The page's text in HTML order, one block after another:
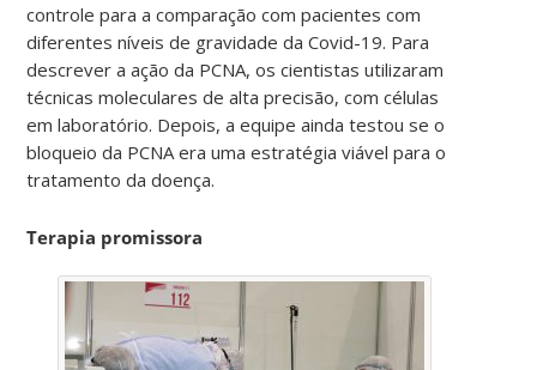
controle para a comparação com pacientes com
diferentes níveis de gravidade da Covid-19. Para
descrever a ação da PCNA, os cientistas utilizaram
técnicas moleculares de alta precisão, com células
em laboratório. Depois, a equipe ainda testou se o
bloqueio da PCNA era uma estratégia viável para o
tratamento da doença.
Terapia promissora